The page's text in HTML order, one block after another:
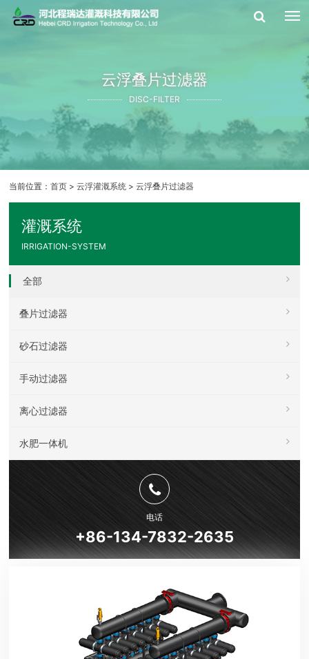
云浮叠片过滤器
DISC-FILTER
当前位置：首页 >云浮灌溉系统 >云浮叠片过滤器
灌溉系统
IRRIGATION-SYSTEM
全部
叠片过滤器
砂石过滤器
手动过滤器
离心过滤器
水肥一体机
电话
+86-134-7832-2635